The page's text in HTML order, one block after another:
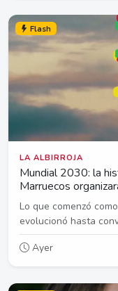
Flash
LA ALBIRROJA
Mundial 2030: la
Marruecos
Lo que comenzó
evolucionó hasta
Ayer